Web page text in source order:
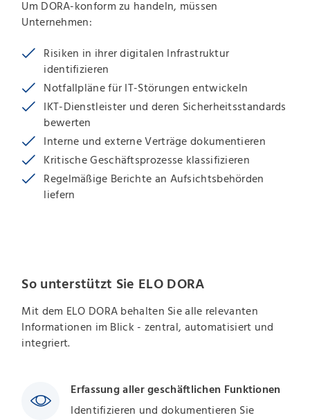
Um DORA-konform zu handeln, müssen
Unternehmen:
Risiken in ihrer digitalen Infrastruktur
identifizieren
Notfallpläne für IT-Störungen entwickeln
IKT-Dienstleister und deren Sicherheitsstandards
bewerten
Interne und externe Verträge dokumentieren
Kritische Geschäftsprozesse klassifizieren
Regelmäßige Berichte an Aufsichtsbehörden
liefern
So unterstützt Sie ELO DORA
Mit dem ELO DORA behalten Sie alle relevanten
Informationen im Blick - zentral, automatisiert und
integriert.
Erfassung aller geschäftlichen Funktionen
Identifizieren und dokumentieren Sie